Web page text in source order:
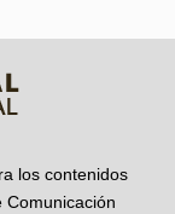
los contenidos
Comunicación